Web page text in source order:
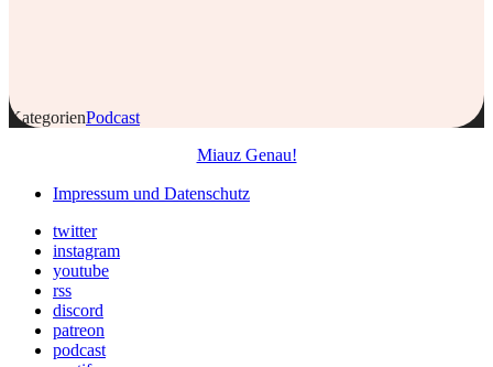
KategorienPodcast
Miauz Genau!
Impressum und Datenschutz
twitter
instagram
youtube
rss
discord
patreon
podcast